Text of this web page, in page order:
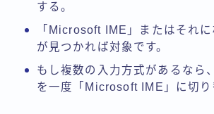
する。
「Microsoft IME」またはそれ
が見つかれば対象です。
もし複数の入力方式があるなら
を一度「Microsoft IME」に切り